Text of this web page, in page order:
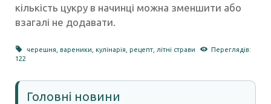
кількість цукру в начинці можна зменшити або
взагалі не додавати.
черешня ,вареники ,кулінарія ,рецепт літні страви
Переглядів:
122
Головні новини